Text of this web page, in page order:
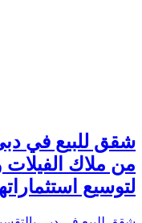
من ملاك
لتوسيع